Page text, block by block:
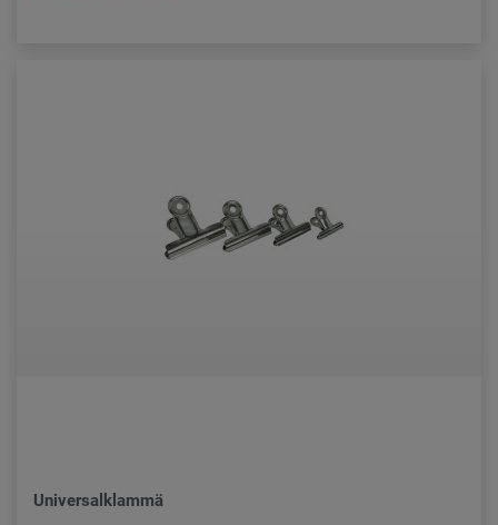
Universalklammä